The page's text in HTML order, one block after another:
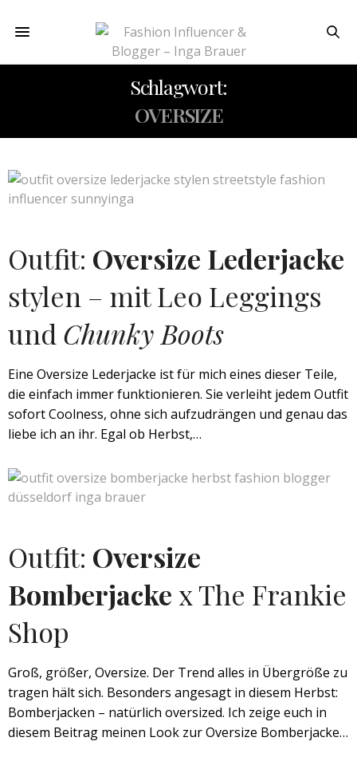
Schlagwort:
OVERSIZE
Outfit: Oversize Lederjacke
stylen – mit Leo Leggings
und Chunky Boots
Eine Oversize Lederjacke ist für mich eines dieser Teile,
die einfach immer funktionieren. Sie verleiht jedem Outfit
sofort Coolness, ohne sich aufzudrängen und genau das
liebe ich an ihr. Egal ob Herbst,…
Outfit: Oversize
Bomberjacke x The Frankie
Shop
Groß, größer, Oversize. Der Trend alles in Übergröße zu
tragen hält sich. Besonders angesagt in diesem Herbst:
Bomberjacken – natürlich oversized. Ich zeige euch in
diesem Beitrag meinen Look zur Oversize Bomberjacke…